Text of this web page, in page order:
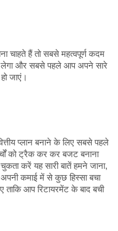
चाहते हैं तो सबसे महत्वपूर्ण कदम
लेगा और सबसे पहले आप अपने सारे
जाएं।
प्लान बनाने के लिए सबसे पहले
को ट्रैक कर कर बजट बनाना
करें यह सारी बातें हमने जाना,
कमाई में से कुछ हिस्सा बचा
आप रिटायरमेंट के बाद बची